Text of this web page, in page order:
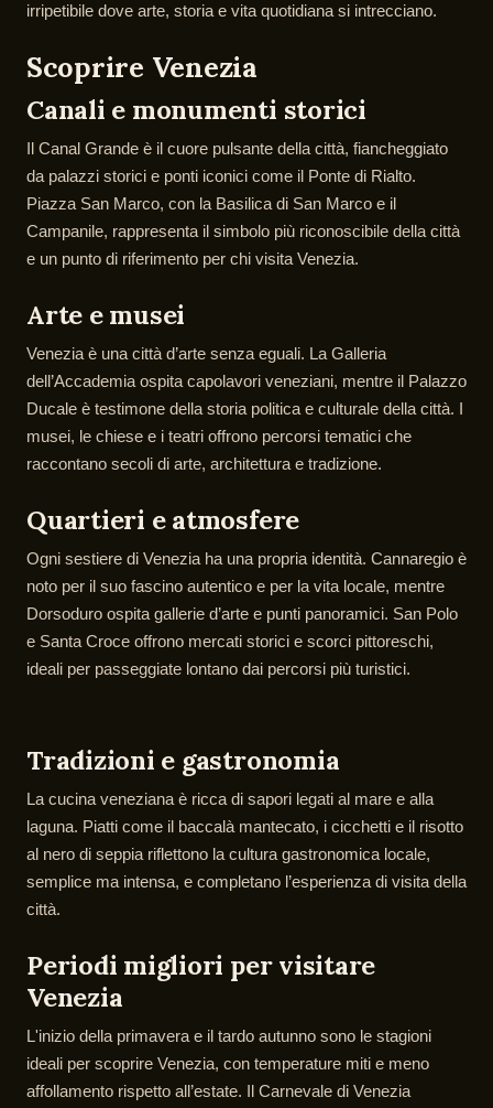
irripetibile dove arte, storia e vita quotidiana si intrecciano.
Scoprire Venezia
Canali e monumenti storici
Il Canal Grande è il cuore pulsante della città, fiancheggiato
da palazzi storici e ponti iconici come il Ponte di Rialto.
Piazza San Marco, con la Basilica di San Marco e il
Campanile, rappresenta il simbolo più riconoscibile della città
e un punto di riferimento per chi visita Venezia.
Arte e musei
Venezia è una città d’arte senza eguali. La Galleria
dell’Accademia ospita capolavori veneziani, mentre il Palazzo
Ducale è testimone della storia politica e culturale della città. I
musei, le chiese e i teatri offrono percorsi tematici che
raccontano secoli di arte, architettura e tradizione.
Quartieri e atmosfere
Ogni sestiere di Venezia ha una propria identità. Cannaregio è
noto per il suo fascino autentico e per la vita locale, mentre
Dorsoduro ospita gallerie d’arte e punti panoramici. San Polo
e Santa Croce offrono mercati storici e scorci pittoreschi,
ideali per passeggiate lontano dai percorsi più turistici.
Tradizioni e gastronomia
La cucina veneziana è ricca di sapori legati al mare e alla
laguna. Piatti come il baccalà mantecato, i cicchetti e il risotto
al nero di seppia riflettono la cultura gastronomica locale,
semplice ma intensa, e completano l’esperienza di visita della
città.
Periodi migliori per visitare
Venezia
L'inizio della primavera e il tardo autunno sono le stagioni
ideali per scoprire Venezia, con temperature miti e meno
affollamento rispetto all’estate. Il Carnevale di Venezia